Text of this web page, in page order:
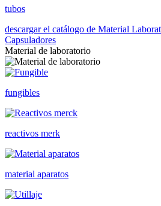
tubos
descargar el catálogo de Material
Capsuladores
Material de laboratorio
fungibles
reactivos merk
material aparatos